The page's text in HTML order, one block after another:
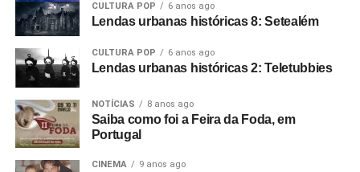
CULTURA POP 6 anos ago
Lendas urbanas históricas 8: Setealém
CULTURA POP 6 anos ago
Lendas urbanas históricas 2: Teletubbies
NOTÍCIAS 8 anos ago
Saiba como foi a Feira da Foda, em
Portugal
CINEMA 9 anos ago